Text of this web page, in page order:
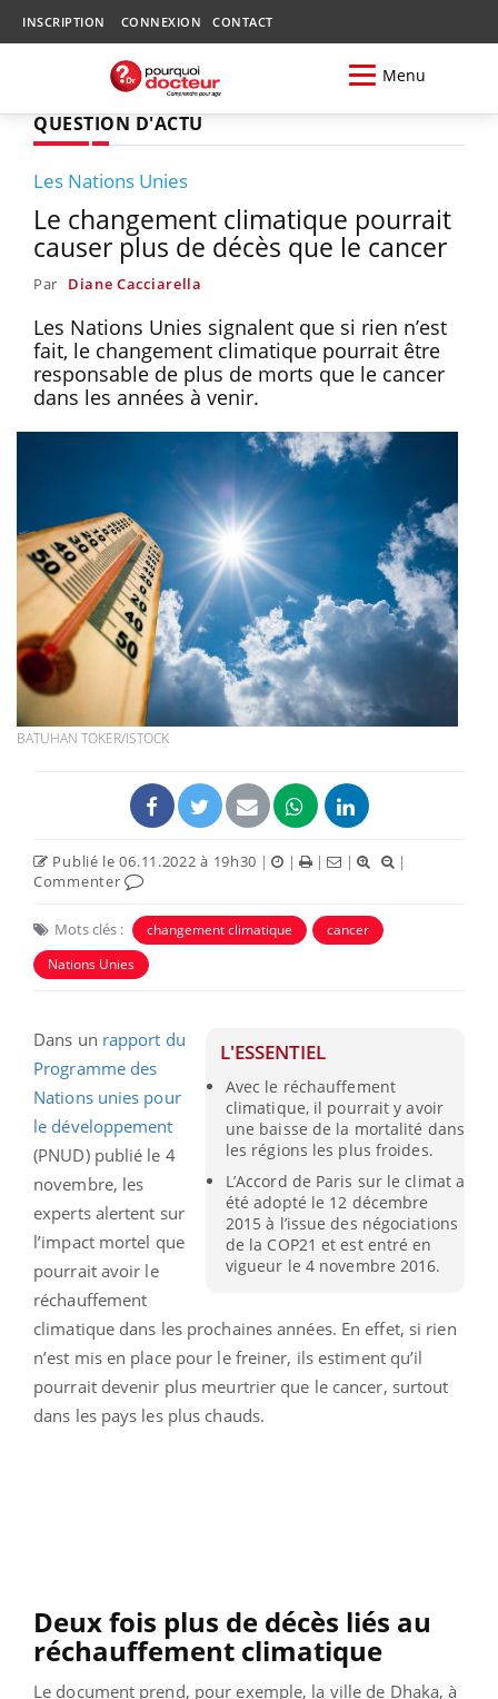
INSCRIPTION CONNEXION CONTACT
Menu
QUESTION D'ACTU
Les Nations Unies
Le changement climatique pourrait
causer plus de décès que le cancer
Par Diane Cacciarella
Les Nations Unies signalent que si rien n’est
fait, le changement climatique pourrait être
responsable de plus de morts que le cancer
dans les années à venir.
BATUHAN TOKER/ISTOCK
Publié le 06.11.2022 à 19h30 | | | |
|
Commenter
Mots clés : changement climatique
cancer
Nations Unies
L'ESSENTIEL
Avec le réchauffement
climatique, il pourrait y avoir
une baisse de la mortalité dans
les régions les plus froides.
L’Accord de Paris sur le climat a
été adopté le 12 décembre
2015 à l’issue des négociations
de la COP21 et est entré en
vigueur le 4 novembre 2016.
Dans un rapport du
Programme des
Nations unies pour
le développement
(PNUD) publié le 4
novembre, les
experts alertent sur
l’impact mortel que
pourrait avoir le
réchauffement
climatique dans les prochaines années. En effet, si rien
n’est mis en place pour le freiner, ils estiment qu’il
pourrait devenir plus meurtrier que le cancer, surtout
dans les pays les plus chauds.
Deux fois plus de décès liés au
réchauffement climatique
Le document prend, pour exemple, la ville de Dhaka, à